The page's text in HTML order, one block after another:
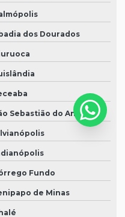
dos Dourados
Sebastião do Anta
Fundo
de Minas